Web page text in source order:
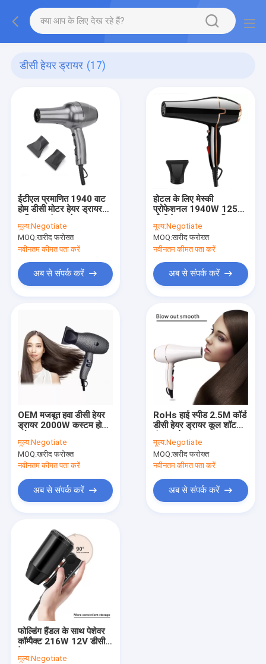
डीसी हेयर ड्रायर (17)
ईटीएल प्रमाणित 1940 वाट
होम डीसी मोटर हेयर ड्रायर
मूल्य:Negotiate
MOQ:खरीद फरोख्त
नवीनतम कीमत पता करें
अब से संपर्क करें
होटल के लिए मेस्की
प्रोफेशनल 1940W 125V
फंक्शन
मूल्य:Negotiate
MOQ:खरीद फरोख्त
नवीनतम कीमत पता करें
अब से संपर्क करें
OEM मजबूत हवा डीसी हेयर
ड्रायर 2000W कस्टम होटल
मूल्य:Negotiate
MOQ:खरीद फरोख्त
नवीनतम कीमत पता करें
अब से संपर्क करें
RoHs हाई स्पीड 2.5M कॉर्ड
डीसी हेयर ड्रायर कूल शॉट
आकार
मूल्य:Negotiate
MOQ:खरीद फरोख्त
नवीनतम कीमत पता करें
अब से संपर्क करें
फोल्डिंग हैंडल के साथ पेशेवर
कॉम्पैक्ट 216W 12V डीसी
मूल्य:Negotiate